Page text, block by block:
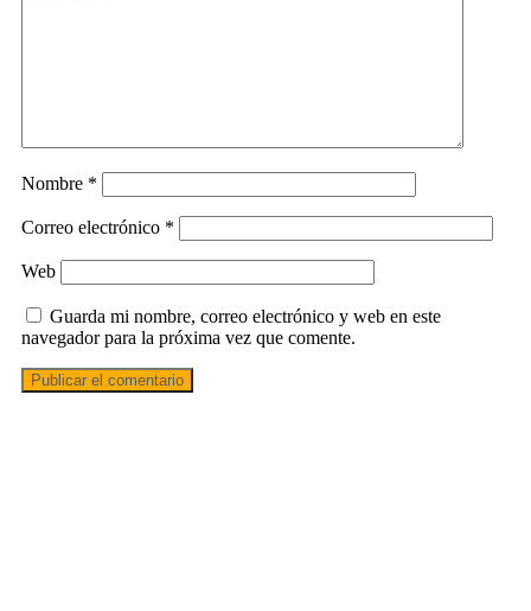
Nombre *
Correo electrónico *
Web
Guarda mi nombre, correo electrónico y web en este
navegador para la próxima vez que comente.